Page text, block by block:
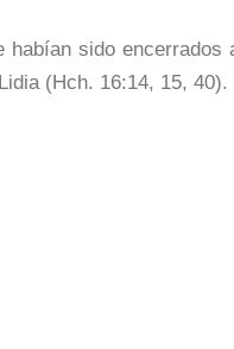
sido encerrados
(Hch. 16:14, 15, 40).